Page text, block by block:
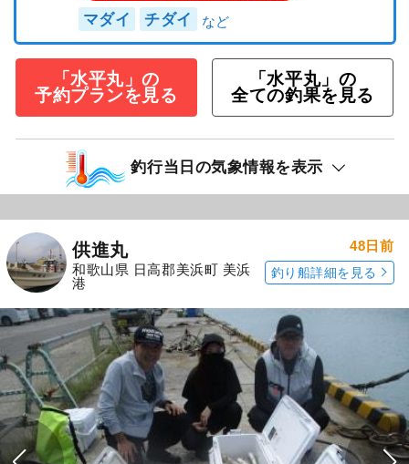
マダイ チダイ
「水平丸」の
予約プランを見る
「水平丸」の
全ての釣果を見る
釣行当日の気象情報を表示
供進丸
和歌山県 日高郡美浜町 美浜
港
48日前
釣り船詳細を見る